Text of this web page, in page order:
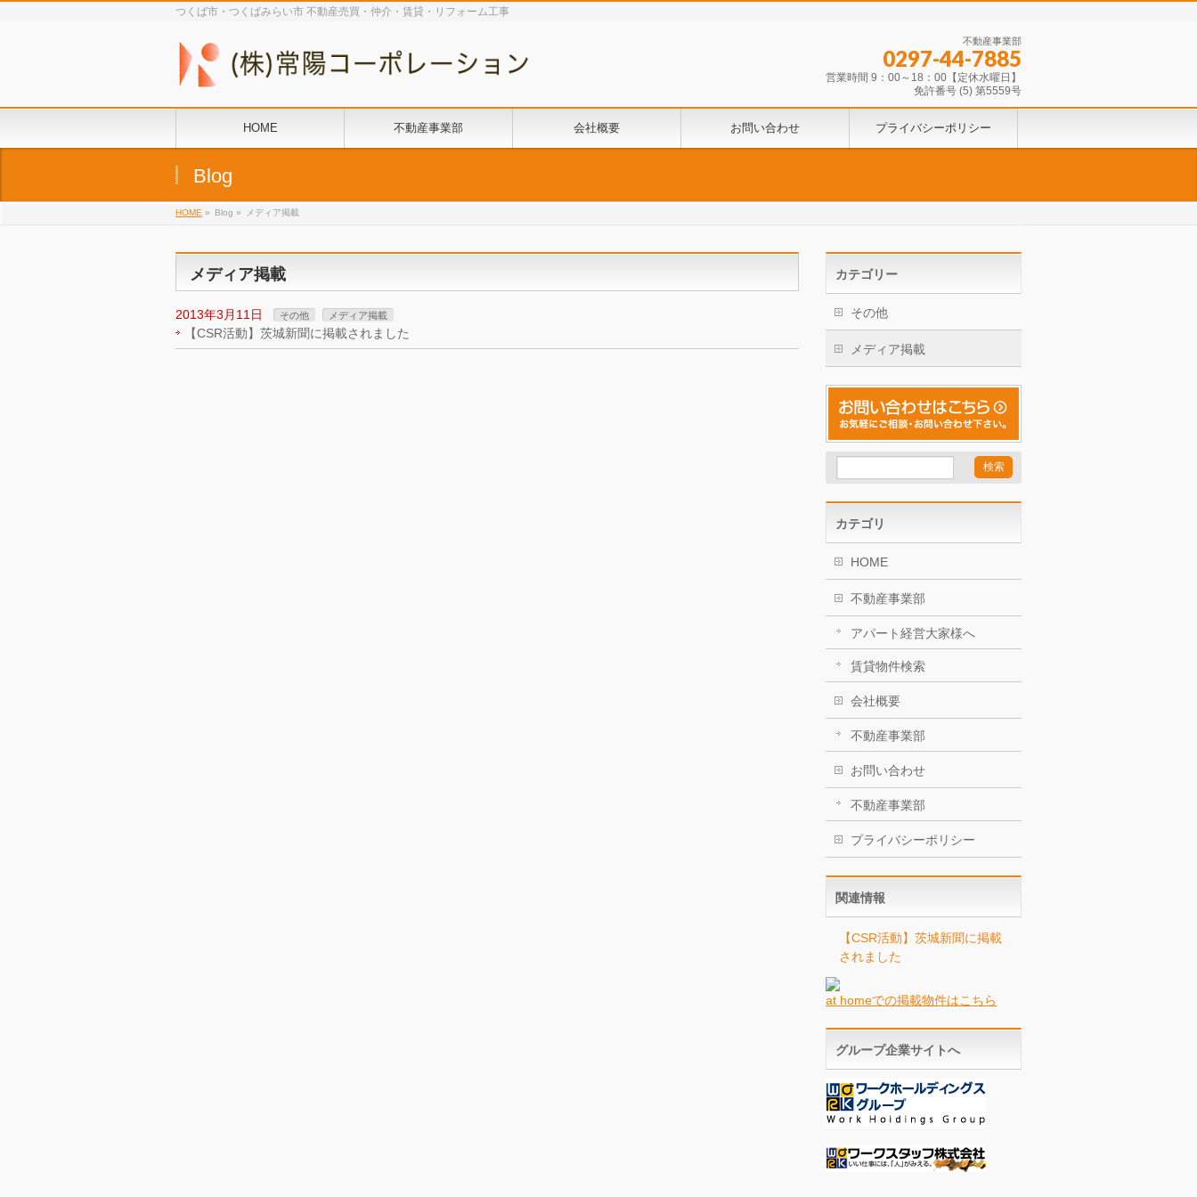
つくば市・つくばみらい市 不動産売買・仲介・賃貸・リフォーム工事
不動産事業部
0297-44-7885
営業時間 9：00～18：00【定休水曜日】
免許番号 (5) 第5559号
HOME 不動産事業部 会社概要 お問い合わせ プライバシーポリシー
Blog
HOME » Blog » メディア掲載
メディア掲載
2013年3月11日 その他 メディア掲載
【CSR活動】茨城新聞に掲載されました
カテゴリー
その他
メディア掲載
カテゴリ
HOME
不動産事業部
アパート経営大家様へ
賃貸物件検索
会社概要
不動産事業部
お問い合わせ
不動産事業部
プライバシーポリシー
関連情報
【CSR活動】茨城新聞に掲載
されました
at homeでの掲載物件はこちら
グループ企業サイトへ